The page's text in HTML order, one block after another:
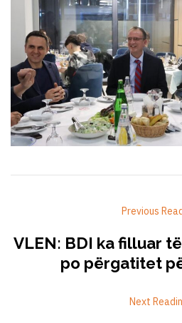
Previous
VLEN: BDI ka filluar
po përgatitet
Next